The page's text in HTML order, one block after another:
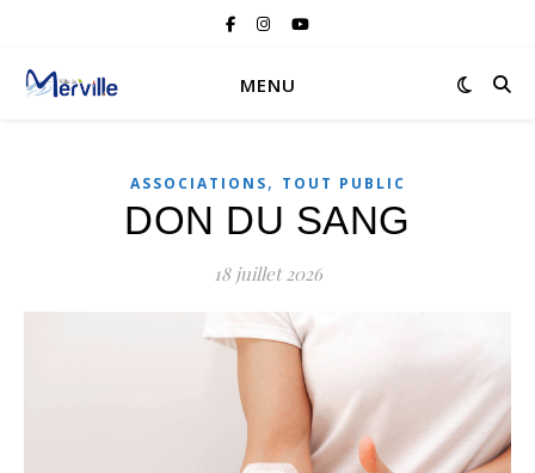
MENU
ASSOCIATIONS, TOUT PUBLIC
DON DU SANG
18 juillet 2026